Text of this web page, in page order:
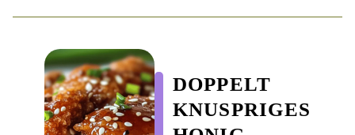
DOPPELT
KNUSPRIGES